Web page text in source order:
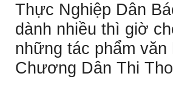
Thực Nghiệp Dân
dành nhiều thì giờ
những tác phẩm
Chương Dân Thi